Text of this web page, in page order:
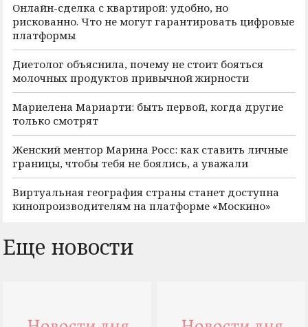
Онлайн-сделка с квартирой: удобно, но
рискованно. Что не могут гарантировать цифровые
платформы
Диетолог объяснила, почему не стоит бояться
молочных продуктов привычной жирности
Мариелена Мариарти: быть первой, когда другие
только смотрят
Женский ментор Марина Росс: как ставить личные
границы, чтобы тебя не боялись, а уважали
Виртуальная география страны станет доступна
кинопроизводителям на платформе «Москино»
Еще новости